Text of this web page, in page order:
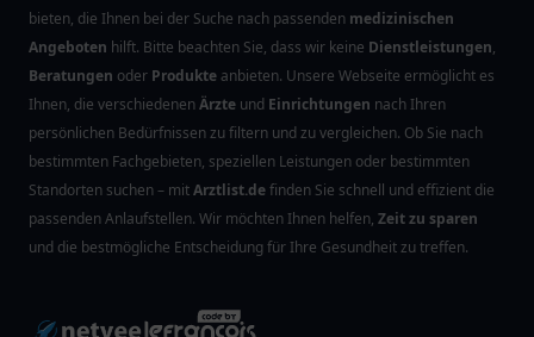
bieten, die Ihnen bei der Suche nach passenden medizinischen
Angeboten hilft. Bitte beachten Sie, dass wir keine Dienstleistungen,
Beratungen oder Produkte anbieten. Unsere Webseite ermöglicht es
Ihnen, die verschiedenenÄrzte und Einrichtungen nach Ihren
persönlichen Bedürfnissen zu filtern und zu vergleichen. Ob Sie nach
bestimmten Fachgebieten, speziellen Leistungen oder bestimmten
Standorten suchen – mitArztlist.definden Sie schnell und effizient die
passenden Anlaufstellen. Wir möchten Ihnen helfen, Zeit zu sparen
und die bestmögliche Entscheidung für Ihre Gesundheit zu treffen.